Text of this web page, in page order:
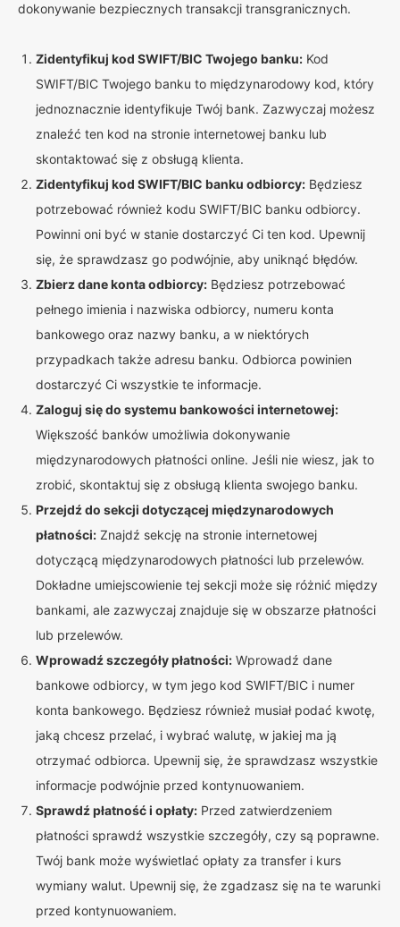
dokonywanie bezpiecznych transakcji transgranicznych.
Zidentyfikuj kod SWIFT/BIC Twojego banku: Kod
SWIFT/BIC Twojego banku to międzynarodowy kod, który
jednoznacznie identyfikuje Twój bank. Zazwyczaj możesz
znaleźć ten kod na stronie internetowej banku lub
skontaktować się z obsługą klienta.
Zidentyfikuj kod SWIFT/BIC banku odbiorcy: Będziesz
potrzebować również kodu SWIFT/BIC banku odbiorcy.
Powinni oni być w stanie dostarczyć Ci ten kod. Upewnij
się, że sprawdzasz go podwójnie, aby uniknąć błędów.
Zbierz dane konta odbiorcy: Będziesz potrzebować
pełnego imienia i nazwiska odbiorcy, numeru konta
bankowego oraz nazwy banku, a w niektórych
przypadkach także adresu banku. Odbiorca powinien
dostarczyć Ci wszystkie te informacje.
Zaloguj się do systemu bankowości internetowej:
Większość banków umożliwia dokonywanie
międzynarodowych płatności online. Jeśli nie wiesz, jak to
zrobić, skontaktuj się z obsługą klienta swojego banku.
Przejdź do sekcji dotyczącej międzynarodowych
płatności: Znajdź sekcję na stronie internetowej
dotyczącą międzynarodowych płatności lub przelewów.
Dokładne umiejscowienie tej sekcji może się różnić między
bankami, ale zazwyczaj znajduje się w obszarze płatności
lub przelewów.
Wprowadź szczegóły płatności: Wprowadź dane
bankowe odbiorcy, w tym jego kod SWIFT/BIC i numer
konta bankowego. Będziesz również musiał podać kwotę,
jaką chcesz przelać, i wybrać walutę, w jakiej ma ją
otrzymać odbiorca. Upewnij się, że sprawdzasz wszystkie
informacje podwójnie przed kontynuowaniem.
Sprawdź płatność i opłaty: Przed zatwierdzeniem
płatności sprawdź wszystkie szczegóły, czy są poprawne.
Twój bank może wyświetlać opłaty za transfer i kurs
wymiany walut. Upewnij się, że zgadzasz się na te warunki
przed kontynuowaniem.